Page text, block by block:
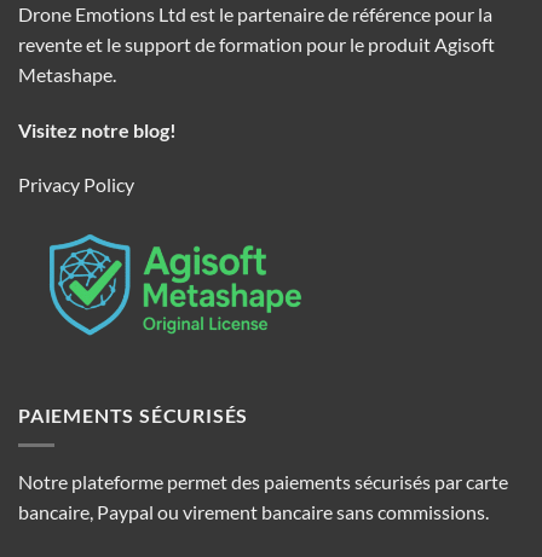
Drone Emotions Ltd est le partenaire de référence pour la
revente et le support de formation pour le produit Agisoft
Metashape.
Visitez notre blog!
Privacy Policy
PAIEMENTS SÉCURISÉS
Notre plateforme permet des paiements sécurisés par carte
bancaire, Paypal ou virement bancaire sans commissions.